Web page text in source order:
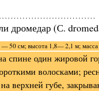
дромедар (С.
— 50 см; высота 1,8— 2,1 м;
спине один жировой
волосками;
на верхней губе,